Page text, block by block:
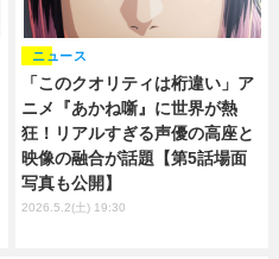
「このクオリティは桁違い」ア
ニメ『あかね噺』に世界が熱
狂！リアルすぎる声優の高座と
映像の融合が話題【第5話場面
写真も公開】
ニュース
2026.5.2(土) 19:30